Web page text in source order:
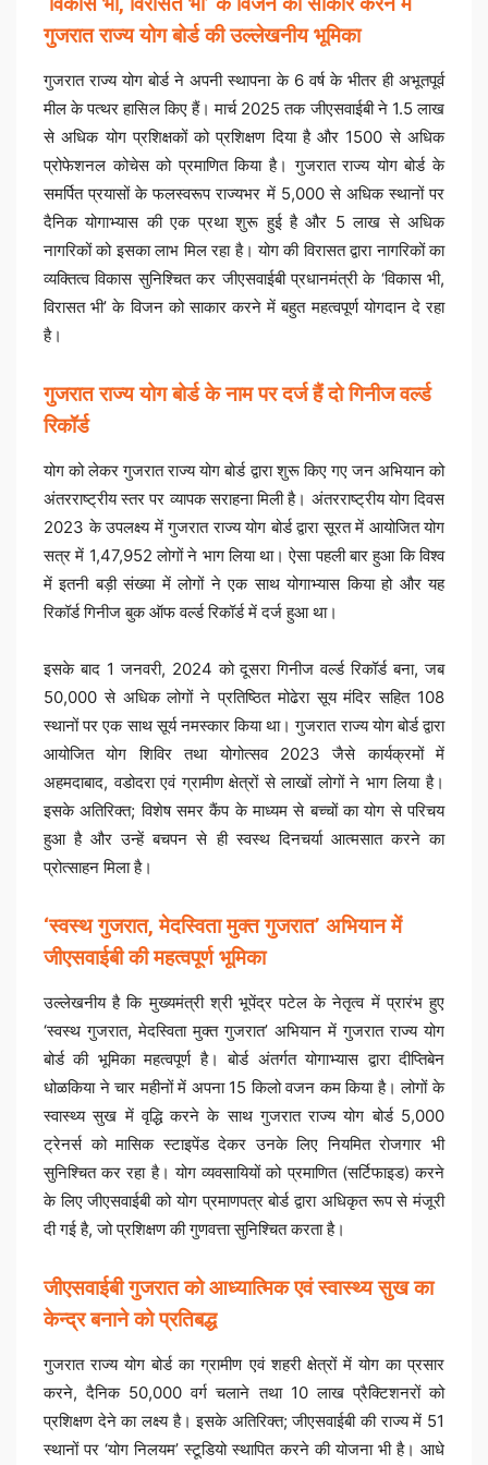
गुजरात राज्य योग बोर्ड की उल्लेखनीय भूमिका
गुजरात राज्य योग बोर्ड ने अपनी स्थापना के 6 वर्ष के भीतर ही अभूतपूर्व
मील के पत्थर हासिल किए हैं। मार्च 2025 तक जीएसवाईबी ने 1.5 लाख
से अधिक योग प्रशिक्षकों को प्रशिक्षण दिया है और 1500 से अधिक
प्रोफेशनल कोचेस को प्रमाणित किया है। गुजरात राज्य योग बोर्ड के
समर्पित प्रयासों के फलस्वरूप राज्यभर में 5,000 से अधिक स्थानों पर
दैनिक योगाभ्यास की एक प्रथा शुरू हुई है और 5 लाख से अधिक
नागरिकों को इसका लाभ मिल रहा है। योग की विरासत द्वारा नागरिकों का
व्यक्तित्व विकास सुनिश्चित कर जीएसवाईबी प्रधानमंत्री के ‘विकास भी,
विरासत भी’ के विजन को साकार करने में बहुत महत्वपूर्ण योगदान दे रहा
है।
गुजरात राज्य योग बोर्ड के नाम पर दर्ज हैं दो गिनीज वर्ल्ड
रिकॉर्ड
योग को लेकर गुजरात राज्य योग बोर्ड द्वारा शुरू किए गए जन अभियान को
अंतरराष्ट्रीय स्तर पर व्यापक सराहना मिली है। अंतरराष्ट्रीय योग दिवस
2023 के उपलक्ष्य में गुजरात राज्य योग बोर्ड द्वारा सूरत में आयोजित योग
सत्र में 1,47,952 लोगों ने भाग लिया था। ऐसा पहली बार हुआ कि विश्व
में इतनी बड़ी संख्या में लोगों ने एक साथ योगाभ्यास किया हो और यह
रिकॉर्ड गिनीज बुक ऑफ वर्ल्ड रिकॉर्ड में दर्ज हुआ था।
इसके बाद 1 जनवरी, 2024 को दूसरा गिनीज वर्ल्ड रिकॉर्ड बना, जब
50,000 से अधिक लोगों ने प्रतिष्ठित मोढेरा सूय मंदिर सहित 108
स्थानों पर एक साथ सूर्य नमस्कार किया था। गुजरात राज्य योग बोर्ड द्वारा
आयोजित योग शिविर तथा योगोत्सव 2023 जैसे कार्यक्रमों में
अहमदाबाद, वडोदरा एवं ग्रामीण क्षेत्रों से लाखों लोगों ने भाग लिया है।
इसके अतिरिक्त; विशेष समर कैंप के माध्यम से बच्चों का योग से परिचय
हुआ है और उन्हें बचपन से ही स्वस्थ दिनचर्या आत्मसात करने का
प्रोत्साहन मिला है।
‘स्वस्थ गुजरात, मेदस्विता मुक्त गुजरात’ अभियान में
जीएसवाईबी की महत्वपूर्ण भूमिका
उल्लेखनीय है कि मुख्यमंत्री श्री भूपेंद्र पटेल के नेतृत्व में प्रारंभ हुए
‘स्वस्थ गुजरात, मेदस्विता मुक्त गुजरात’ अभियान में गुजरात राज्य योग
बोर्ड की भूमिका महत्वपूर्ण है। बोर्ड अंतर्गत योगाभ्यास द्वारा दीप्तिबेन
धोळकिया ने चार महीनों में अपना 15 किलो वजन कम किया है। लोगों के
स्वास्थ्य सुख में वृद्धि करने के साथ गुजरात राज्य योग बोर्ड 5,000
ट्रेनर्स को मासिक स्टाइपेंड देकर उनके लिए नियमित रोजगार भी
सुनिश्चित कर रहा है। योग व्यवसायियों को प्रमाणित (सर्टिफाइड) करने
के लिए जीएसवाईबी को योग प्रमाणपत्र बोर्ड द्वारा अधिकृत रूप से मंजूरी
दी गई है, जो प्रशिक्षण की गुणवत्ता सुनिश्चित करता है।
जीएसवाईबी गुजरात को आध्यात्मिक एवं स्वास्थ्य सुख का
केन्द्र बनाने को प्रतिबद्ध
गुजरात राज्य योग बोर्ड का ग्रामीण एवं शहरी क्षेत्रों में योग का प्रसार
करने, दैनिक 50,000 वर्ग चलाने तथा 10 लाख प्रैक्टिशनरों को
प्रशिक्षण देने का लक्ष्य है। इसके अतिरिक्त; जीएसवाईबी की राज्य में 51
स्थानों पर ‘योग निलयम’ स्टूडियो स्थापित करने की योजना भी है। आधे